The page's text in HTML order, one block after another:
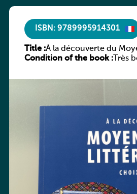
ISBN: 9789995914301
Title :À la découverte du
Condition of the book :Très